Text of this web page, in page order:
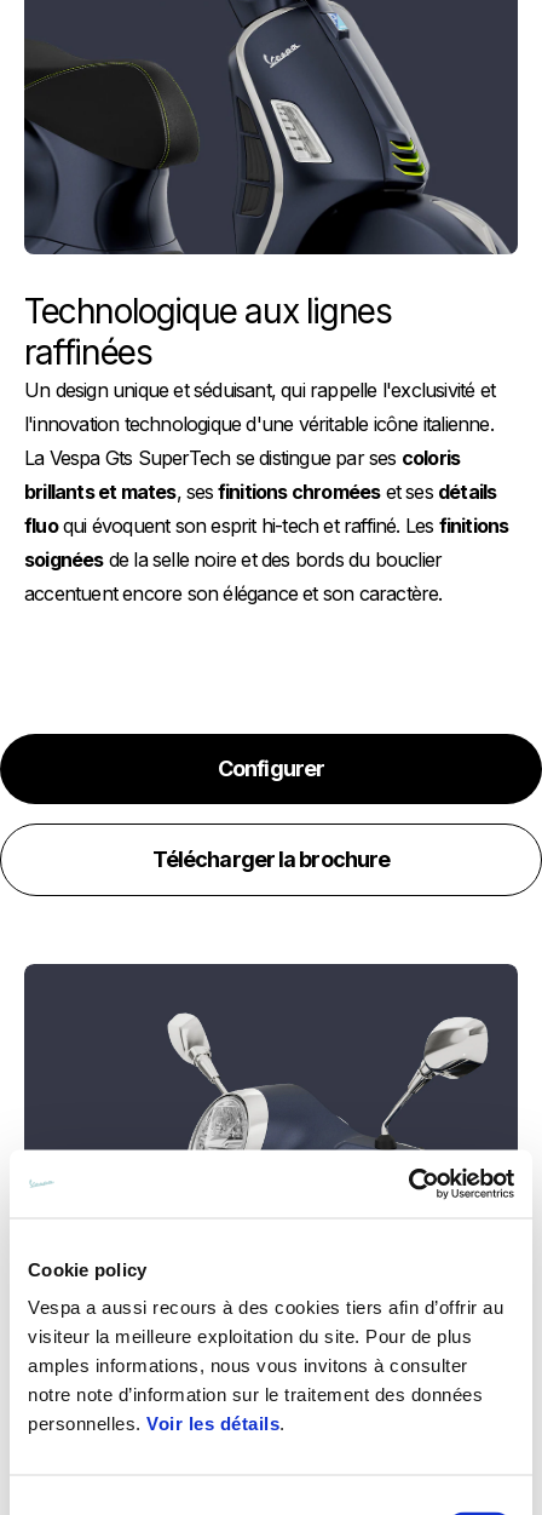
Cookie policy
Vespa a aussi recours à des cookies tiers afin d’offrir au
visiteur la meilleure exploitation du site. Pour de plus
amples informations, nous vous invitons à consulter
notre note d’information sur le traitement des données
personnelles. Voir les détails.
Technologique aux lignes
raffinées
Un design unique et séduisant, qui rappelle l'exclusivité et
l'innovation technologique d'une véritable icône italienne.
La Vespa Gts SuperTech se distingue par ses coloris
brillants et mates, ses finitions chroméeset ses détails
fluoqui évoquent son esprit hi-tech et raffiné. Les finitions
soignéesde la selle noire et des bords du bouclier
accentuent encore son élégance et son caractère.
Configurer
Télécharger la brochure